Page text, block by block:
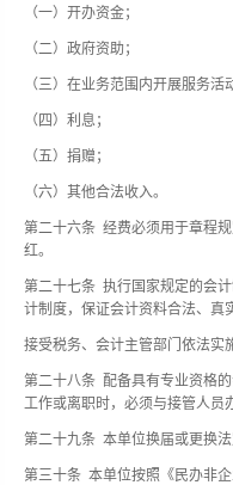
（一）开办资金；
（二）政府资助；
（三）在业务范围内开展服务活
（四）利息；
（五）捐赠；
（六）其他合法收入。
第二十六条 经费必须用于章程
红。
第二十七条 执行国家规定的会
计制度，保证会计资料合法、真
接受税务、会计主管部门依法实
第二十八条 配备具有专业资格
工作或离职时，必须与接管人员
第二十九条 本单位换届或更换
第三十条 本单位按照《民办非